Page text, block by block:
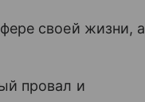
своей жизни, а
провал и